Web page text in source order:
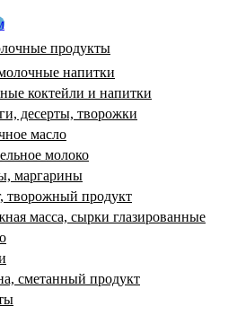
продукты
напитки
коктейли и напитки
десерты, творожки
масло
молоко
маргарины
творожный продукт
масса, сырки глазированные
сметанный продукт